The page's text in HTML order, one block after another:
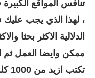
تنافس المواقع
، لهذا الذي يجب
الدلالية الاكثر بحثا
ممكن وايضا العمل